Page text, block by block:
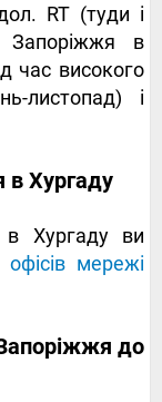
RT (туди і
Запоріжжя в
час високого
листопад) і
в Хургаду
Хургаду ви
офісів мережі
до